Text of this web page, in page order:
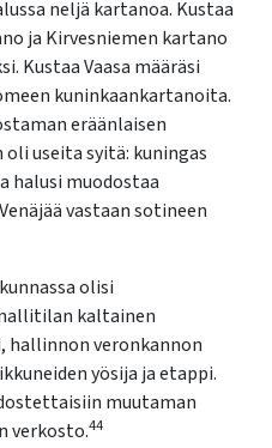
neljä kartanoa. Kustaa
ja Kirvesniemen kartano
Kustaa Vaasa määräsi
kuninkaankartanoita.
eräänlaisen
useita syitä: kuningas
halusi muodostaa
vastaan sotineen
olisi
kaltainen
hallinnon veronkannon
yösija ja etappi.
muutaman
verkosto.44